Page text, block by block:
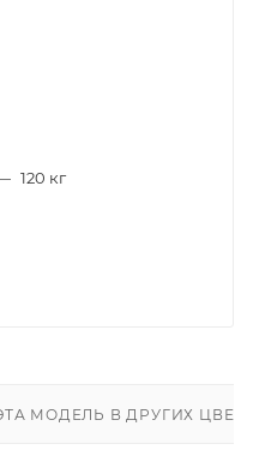
120 кг
МОДЕЛЬ В ДРУГИХ